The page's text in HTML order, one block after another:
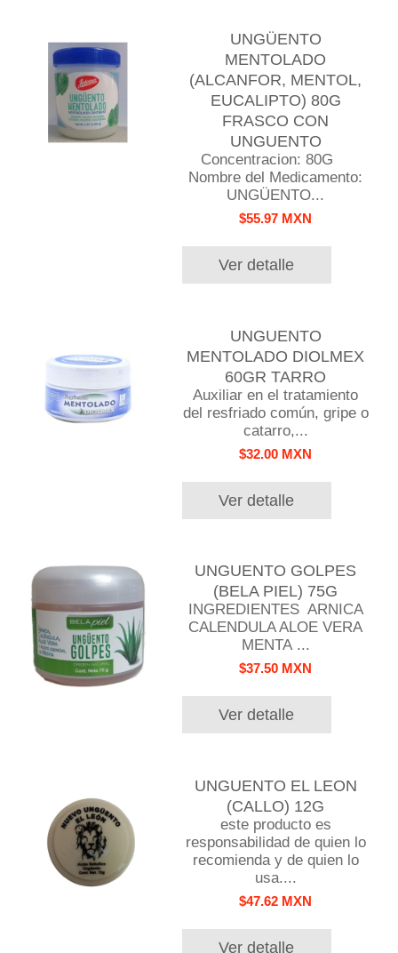
UNGÜENTO
MENTOLADO
(ALCANFOR, MENTOL,
EUCALIPTO) 80G
FRASCO CON
UNGUENTO
Concentracion: 80G
Nombre del Medicamento:
UNGÜENTO...
$55.97 MXN
Ver detalle
UNGUENTO
MENTOLADO DIOLMEX
60GR TARRO
Auxiliar en el tratamiento
del resfriado común, gripe o
catarro,...
$32.00 MXN
Ver detalle
UNGUENTO GOLPES
(BELA PIEL) 75G
INGREDIENTES ARNICA
CALENDULA ALOE VERA
MENTA ...
$37.50 MXN
Ver detalle
UNGUENTO EL LEON
(CALLO) 12G
este producto es
responsabilidad de quien lo
recomienda y de quien lo
usa....
$47.62 MXN
Ver detalle